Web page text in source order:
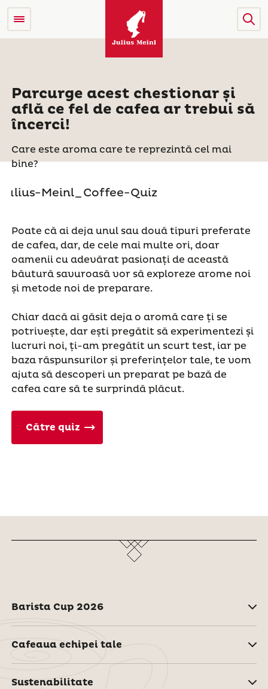
Parcurge acest chestionar și
află ce fel de cafea ar trebui să
încerci!
Care este aroma care te reprezintă cel mai
bine?
Poate că ai deja unul sau două tipuri preferate
de cafea, dar, de cele mai multe ori, doar
oamenii cu adevărat pasionați de această
băutură savuroasă vor să exploreze arome noi
și metode noi de preparare.
Chiar dacă ai găsit deja o aromă care ți se
potrivește, dar ești pregătit să experimentezi și
lucruri noi, ți-am pregătit un scurt test, iar pe
baza răspunsurilor și preferințelor tale, te vom
ajuta să descoperi un preparat pe bază de
cafea care să te surprindă plăcut.
Către quiz
Barista Cup 2026
Cafeaua echipei tale
Sustenabilitate